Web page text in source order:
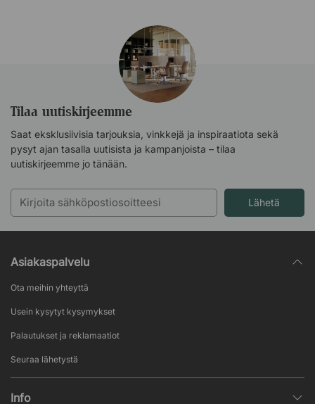
Tilaa uutiskirjeemme
Saat eksklusiivisia tarjouksia, vinkkejä ja inspiraatiota sekä
pysyt ajan tasalla uutisista ja kampanjoista – tilaa
uutiskirjeemme jo tänään.
Lähetä
Asiakaspalvelu
Ota meihin yhteyttä
Usein kysytyt kysymykset
Palautukset ja reklamaatiot
Seuraa lähetystä
Info